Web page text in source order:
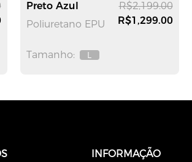
Preto Azul
Poliuretano EPU
R$2,199.00
R$1,299.00
Tamanho:
Fora
L
INFORMAÇÃO